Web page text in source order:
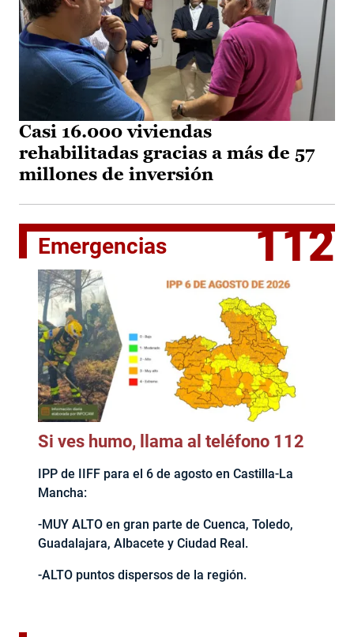
Casi 16.000 viviendas
rehabilitadas gracias a más de 57
millones de inversión
Emergencias 112
Si ves humo, llama al teléfono 112
IPP de IIFF para el 6 de agosto en Castilla-La
Mancha:
-MUY ALTO en gran parte de Cuenca, Toledo,
Guadalajara, Albacete y Ciudad Real.
-ALTO puntos dispersos de la región.